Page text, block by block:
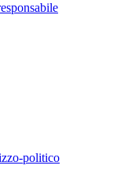
politico